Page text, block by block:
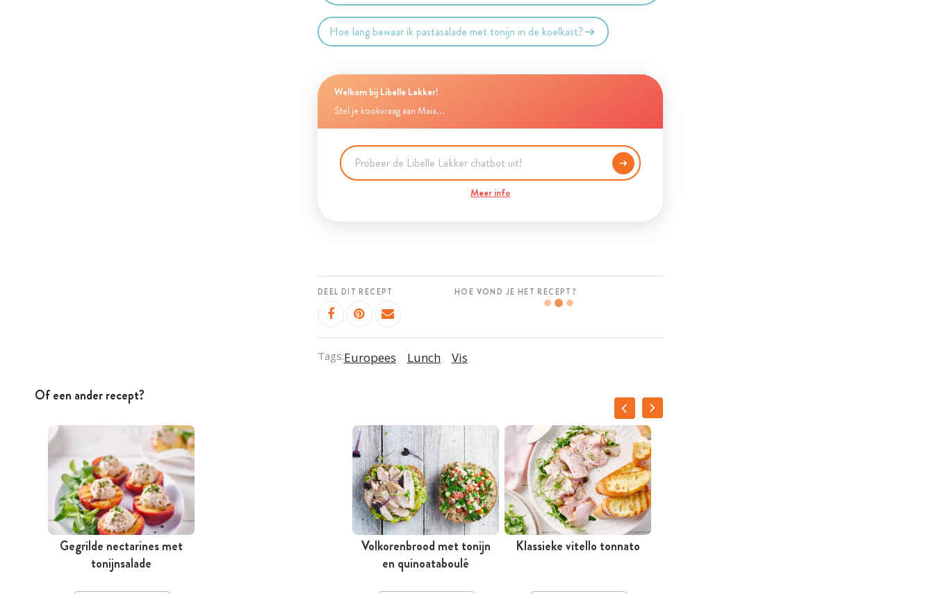
Hoe lang bewaar ik pastasalade met tonijn in de koelkast?
Welkom bij Libelle Lekker!
Stel je kookvraag aan Maia...
Meer info
DEEL DIT RECEPT HOE VOND JE HET RECEPT?
Tags:Europees Lunch Vis
Of een ander recept?
Gegrilde nectarines met
tonijnsalade
Volkorenbrood met tonijn
en quinoataboulé
Klassieke vitello tonnato